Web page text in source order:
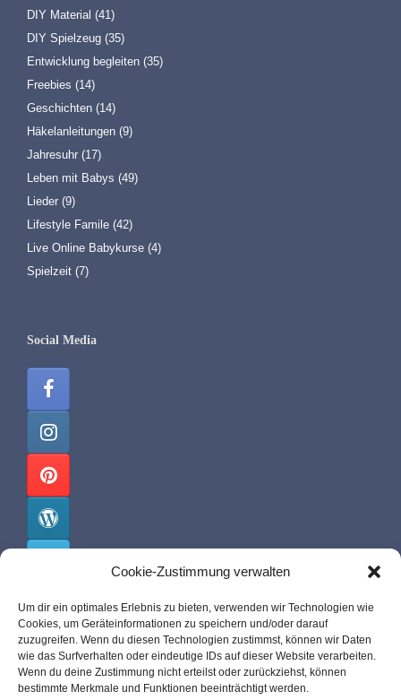
Cookie-Zustimmung verwalten
Um dir ein optimales Erlebnis zu bieten, verwenden wir Technologien wie
Cookies, um Geräteinformationen zu speichern und/oder darauf
zuzugreifen. Wenn du diesen Technologien zustimmst, können wir Daten
wie das Surfverhalten oder eindeutige IDs auf dieser Website verarbeiten.
Wenn du deine Zustimmung nicht erteilst oder zurückziehst, können
bestimmte Merkmale und Funktionen beeinträchtigt werden.
DIY Material (41)
DIY Spielzeug (35)
Entwicklung begleiten (35)
Freebies (14)
Geschichten (14)
Häkelanleitungen (9)
Jahresuhr (17)
Leben mit Babys (49)
Lieder (9)
Lifestyle Famile (42)
Live Online Babykurse (4)
Spielzeit (7)
Social Media
malis-pit.de
Über mich
Impressum